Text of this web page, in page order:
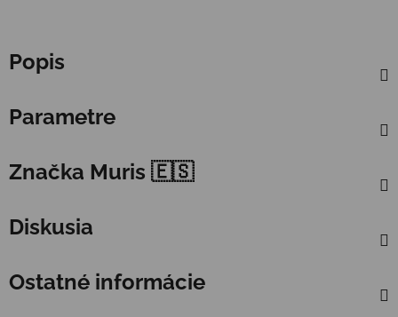
Popis
Parametre
Značka Muris 🇪🇸
Diskusia
Ostatné informácie